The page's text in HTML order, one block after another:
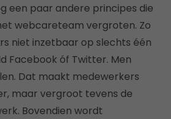
een paar andere principes die
webcareteam vergroten. Zo
niet inzetbaar op slechts één
Facebook óf Twitter. Men
Dat maakt medewerkers
maar vergroot tevens de
Bovendien wordt